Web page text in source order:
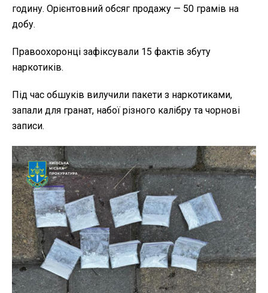
годину. Орієнтовний обсяг продажу — 50 грамів на
добу.
Правоохоронці зафіксували 15 фактів збуту
наркотиків.
Під час обшуків вилучили пакети з наркотиками,
запали для гранат, набої різного калібру та чорнові
записи.